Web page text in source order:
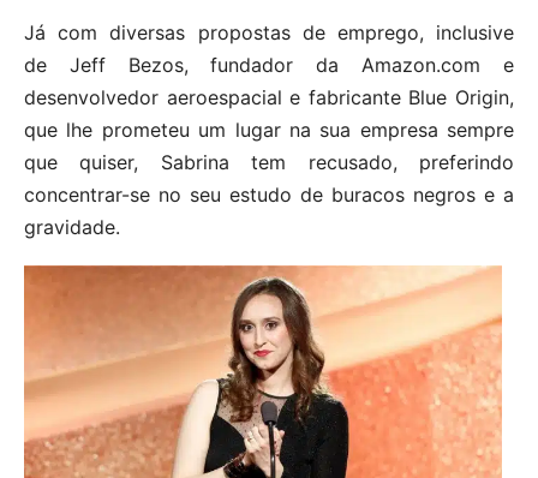
Já com diversas propostas de emprego, inclusive
de Jeff Bezos, fundador da Amazon.com e
desenvolvedor aeroespacial e fabricante Blue Origin,
que lhe prometeu um lugar na sua empresa sempre
que quiser, Sabrina tem recusado, preferindo
concentrar-se no seu estudo de buracos negros e a
gravidade.